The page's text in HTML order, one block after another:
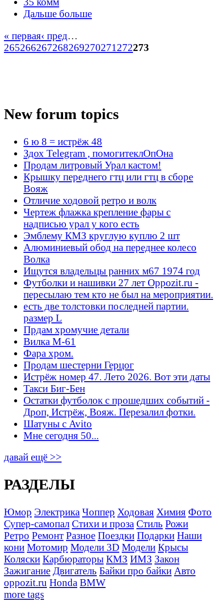
Дальше больше
« первая‹ пред…
265266267268269270271 272273
New forum topics
6 ю 8 = истрёж 48
Здох Telegram , помогитеклОпОна
Продам литровый Урал кастом!
Крышку переднего гтц или гтц в сборе
Вояж
Отличие ходовой ретро и волк
Чертеж флажка крепление фары с
надписью урал у кого есть
Эмблему КМЗ круглую куплю 2 шт
Алюминиевый обод на переднее колесо
Волка
Ищутся владельцы ранних м67 1974 год
Футболки и нашивки 27 лет Oppozit.ru -
пересылаю тем кто не был на мероприятии.
есть две толстовки последней партии.
размер L
Прдам хромучие детали
Вилка М-61
Фара хром.
Продам шестерни Герцог
Истрёж номер 47. Лето 2026. Вот эти даты
Такси Биг-Бен
Остатки футболок с прошедших событий -
Дроп, Истрёж, Вояж. Перезалил фотки.
Шатуны с Avito
Мне сегодня 50...
давай ещё >>
РАЗДЕЛЫ
Юмор Электрика Чоппер Ходовая Химия Фото
Супер-самопал Стихи и проза Стиль Рожи
Ретро Ремонт Разное Поездки Подарки Наши
кони Мотомир Модели 3D Модели Крысы
Коляски Карбюраторы КМЗ ИМЗ Закон
Зажигание Двигатель Байки про байки Авто
oppozit.ru Honda BMW
more tags